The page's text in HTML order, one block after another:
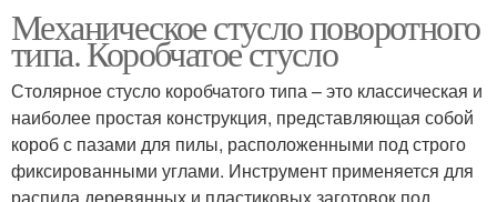
Механическое стусло поворотного
типа. Коробчатое стусло
Столярное стусло коробчатого типа – это классическая и
наиболее простая конструкция, представляющая собой
короб с пазами для пилы, расположенными под строго
фиксированными углами. Инструмент применяется для
распила деревянных и пластиковых заготовок под